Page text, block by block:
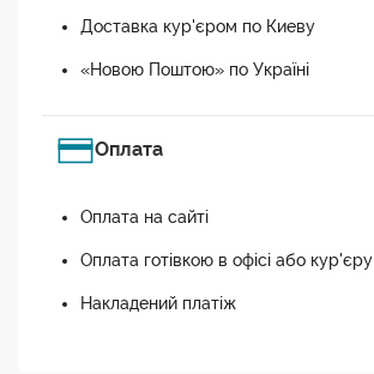
Доставка кур'єром по Киеву
«Новою Поштою» по Україні
Оплата
Оплата на сайті
Оплата готівкою в офісі або кур'єру
Накладений платіж